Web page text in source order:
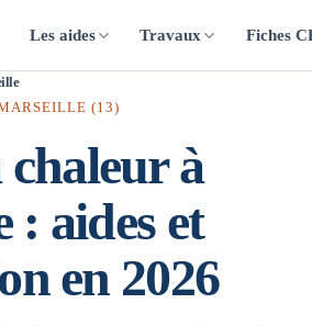
Les aides Travaux Fiches
(13)
chaleur à
: aides et
en 2026